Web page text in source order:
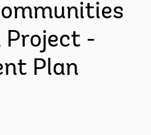
Project -
Plan